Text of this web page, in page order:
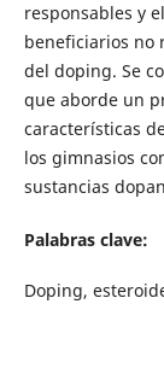
responsables y
beneficiarios no
del doping. Se
que aborde un
características
los gimnasios
sustancias
Palabras clave:
Doping,